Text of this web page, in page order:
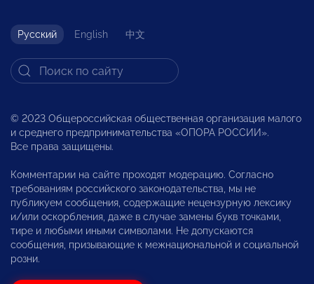
Русский English 中文
© 2023 Общероссийская общественная организация малого
и среднего предпринимательства «ОПОРА РОССИИ».
Все права защищены.
Комментарии на сайте проходят модерацию. Согласно
требованиям российского законодательства, мы не
публикуем сообщения, содержащие нецензурную лексику
и/или оскорбления, даже в случае замены букв точками,
тире и любыми иными символами. Не допускаются
сообщения, призывающие к межнациональной и социальной
розни.